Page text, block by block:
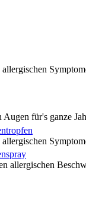
Augen für's ganze
allergischen